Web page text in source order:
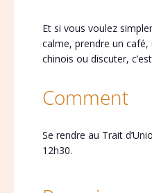
Et si vous voulez
calme, prendre un
chinois ou discuter,
Comment
Se rendre au Trait
12h30.